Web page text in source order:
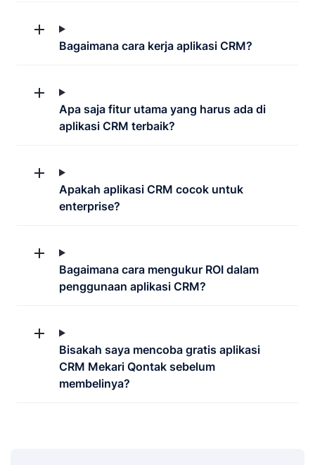
Bagaimana cara kerja aplikasi CRM?
Apa saja fitur utama yang harus ada di
aplikasi CRM terbaik?
Apakah aplikasi CRM cocok untuk
enterprise?
Bagaimana cara mengukur ROI dalam
penggunaan aplikasi CRM?
Bisakah saya mencoba gratis aplikasi
CRM Mekari Qontak sebelum
membelinya?